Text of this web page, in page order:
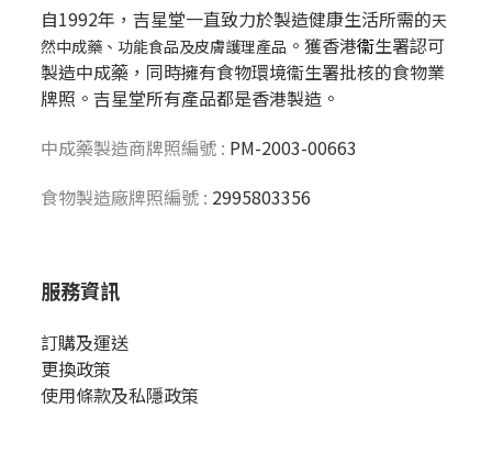
自1992年，吉星堂一直致力於製造健康生活所需的天
然中成藥、功能食品及皮膚護理產品 。獲香港衞生署認可
製造中成藥，同時擁有食物環境衞生署批核的食物業
牌照。吉星堂所有產品都是香港製造。
中成藥製造商牌照編號 : PM-2003-00663
食物製造廠牌照編號 : 2995803356
服務資訊
訂購及運送
更換政策
使用條款及私隱政策